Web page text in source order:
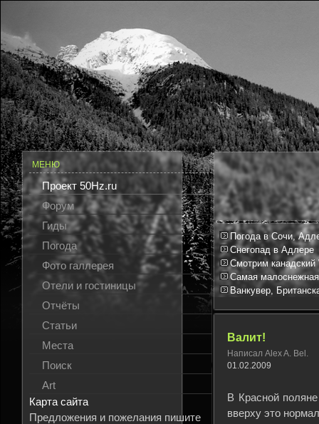
МЕНЮ
Проект 50Hz.ru
Форум
Гиды
Погода
Фото галлерея
Отели и гостиницы
Отчёты
Статьи
Места
Поиск
Art
Карта сайта
Предложения и пожелания пишите
Погода в Сочи,
Снегопад в Адлере
Смотрим канадский
Самая
Ванкувер,
Валит!
Написал Alex A. Bel.
01.02.2009
В Красной
вверху это